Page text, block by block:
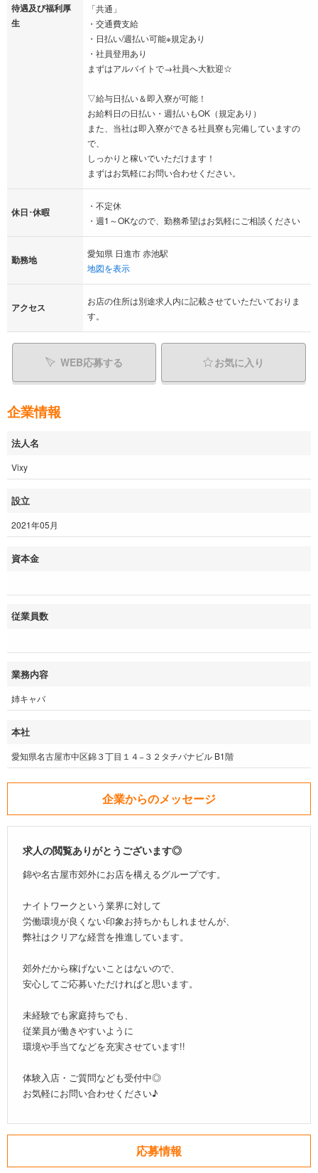
待遇及び福利厚
生
「共通」
・交通費支給
・日払い/週払い可能※規定あり
・社員登用あり
まずはアルバイトで→社員へ大歓迎☆
▽給与日払い＆即入寮が可能！
お給料日の日払い・週払いもOK（規定あり）
また、当社は即入寮ができる社員寮も完備していますの
で、
しっかりと稼いでいただけます！
まずはお気軽にお問い合わせください。
休日･休暇
・不定休
・週1～OKなので、勤務希望はお気軽にご相談ください
勤務地
愛知県 日進市 赤池駅
地図を表示
アクセス
お店の住所は別途求人内に記載させていただいておりま
す。
WEB応募する お気に入り
企業情報
法人名
Vixy
設立
2021年05月
資本金
従業員数
業務内容
姉キャバ
本社
愛知県名古屋市中区錦３丁目１４−３２タチバナビル B1階
企業からのメッセージ
求人の閲覧ありがとうございます◎
錦や名古屋市郊外にお店を構えるグループです。
ナイトワークという業界に対して
労働環境が良くない印象お持ちかもしれませんが、
弊社はクリアな経営を推進しています。
郊外だから稼げないことはないので、
安心してご応募いただければと思います。
未経験でも家庭持ちでも、
従業員が働きやすいように
環境や手当てなどを充実させています!!
体験入店・ご質問なども受付中◎
お気軽にお問い合わせください♪
応募情報